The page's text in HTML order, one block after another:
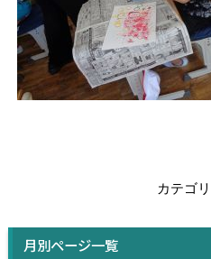
カテゴ
月別ページ一覧